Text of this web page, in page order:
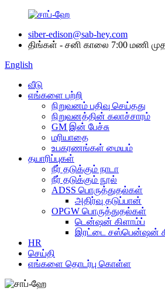
siber-edison@sab-hey.com
திங்கள் - சனி காலை 7:00 மணி
English
வீடு
எங்களை பற்றி
நிறுவனம் பதிவு செய்தது
நிறுவனத்தின் கலாச்சாரம்
GM இன் பேச்சு
மரியாதை
உபகரணங்கள் மையம்
தயாரிப்புகள்
நீர் தடுக்கும் நாடா
நீர் தடுக்கும் நூல்
ADSS பொருத்துதல்கள்
அதிர்வு தடுப்பான்
OPGW பொருத்துதல்கள்
டென்ஷன் கிளாம்ப்
இரட்டை சஸ்பென்ஷன்
HR
செய்தி
எங்களை தொடர்பு கொள்ள